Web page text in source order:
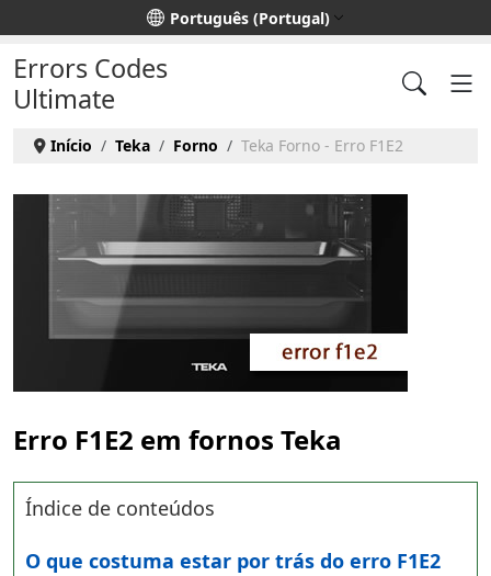
Escolha o seu idioma Português (Portugal)
Errors Codes
Ultimate
Início Teka Forno Teka Forno - Erro F1E2
Erro F1E2 em fornos Teka
Índice de conteúdos
O que costuma estar por trás do erro F1E2